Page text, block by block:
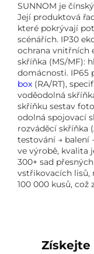
SUNNOM je
Její produktová
které pokrývají
scénářích. IP30
ochrana vnitřních
skříňka (MS/MF):
domácnosti. IP65
box (RA/RT),
voděodolná
skříňku sestav
odolná spojovací
rozváděcí skříňka
testování → balení
ve výrobě, kvalita
300+ sad
vstřikovacích lisů,
100 000 kusů, což
Získejte